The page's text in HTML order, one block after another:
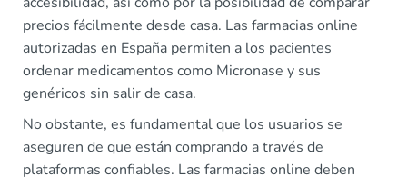
precios fácilmente desde casa. Las farmacias online
autorizadas en España permiten a los pacientes
ordenar medicamentos como Micronase y sus
genéricos sin salir de casa.
No obstante, es fundamental que los usuarios se
aseguren de que están comprando a través de
plataformas confiables. Las farmacias online deben